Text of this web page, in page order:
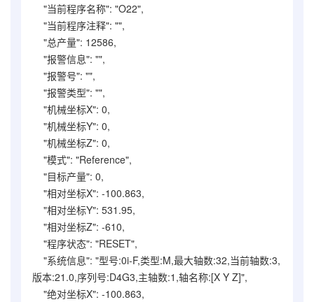
"当前程序名称": "O22",
"当前程序注释": "",
"总产量": 12586,
"报警信息": "",
"报警号": "",
"报警类型": "",
"机械坐标X": 0,
"机械坐标Y": 0,
"机械坐标Z": 0,
"模式": "Reference",
"目标产量": 0,
"相对坐标X": -100.863,
"相对坐标Y": 531.95,
"相对坐标Z": -610,
"程序状态": "RESET",
"系统信息": "型号:0i-F,类型:M,最大轴数:32,当前轴数:3,
版本:21.0,序列号:D4G3,主轴数:1,轴名称:[X Y Z]",
"绝对坐标X": -100.863,